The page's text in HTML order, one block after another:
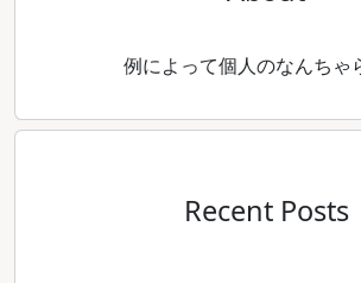
例によって個人のなんちゃ
Recent Posts